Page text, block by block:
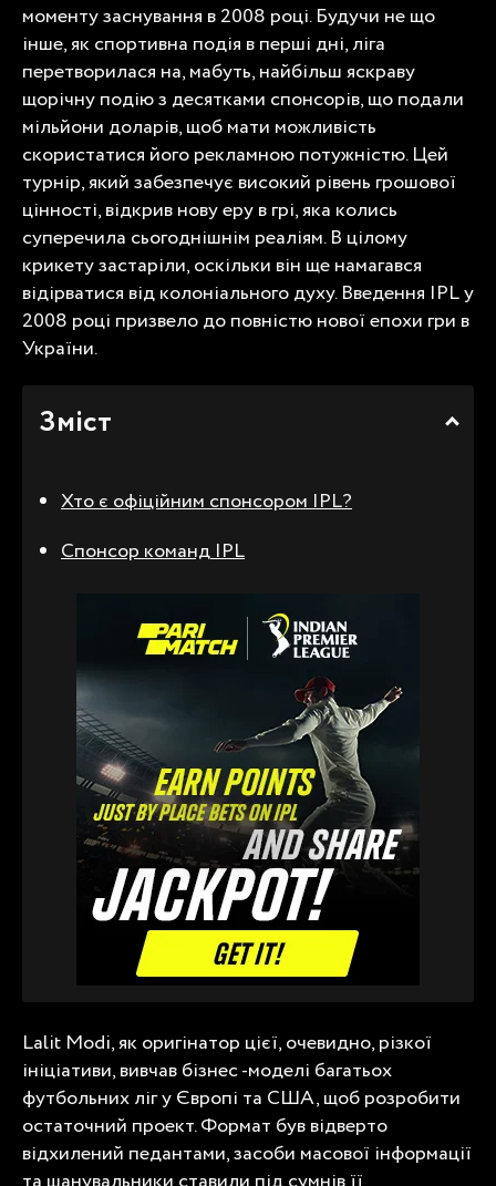
моменту заснування в 2008 році. Будучи не що
інше, як спортивна подія в перші дні, ліга
перетворилася на, мабуть, найбільш яскраву
щорічну подію з десятками спонсорів, що подали
мільйони доларів, щоб мати можливість
скористатися його рекламною потужністю. Цей
турнір, який забезпечує високий рівень грошової
цінності, відкрив нову еру в грі, яка колись
суперечила сьогоднішнім реаліям. В цілому
крикету застаріли, оскільки він ще намагався
відірватися від колоніального духу. Введення IPL у
2008 році призвело до повністю нової епохи гри в
України.
Зміст
Хто є офіційним спонсором IPL?
Спонсор команд IPL
Lalit Modi, як оригінатор цієї, очевидно, різкої
ініціативи, вивчав бізнес -моделі багатьох
футбольних ліг у Європі та США, щоб розробити
остаточний проект. Формат був відверто
відхилений педантами, засоби масової інформації